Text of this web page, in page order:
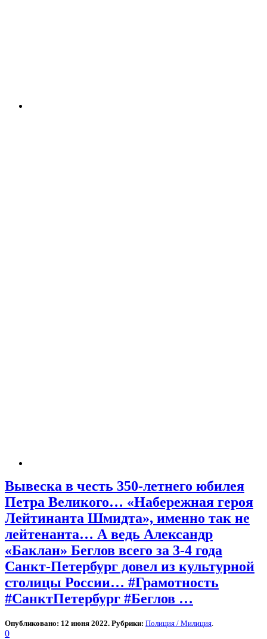
Вывеска в честь 350-летнего юбилея
Петра Великого… «Набережная героя
Лейтинанта Шмидта», именно так не
лейтенанта… А ведь Александр
«Баклан» Беглов всего за 3-4 года
Санкт-Петербург довел из культурной
столицы России…⁠⁠ #Грамотность
#СанктПетербург #Беглов …
Опубликовано: 12 июня 2022. Рубрики: Полиция / Милиция
0